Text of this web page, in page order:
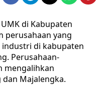
di Kabupaten
perusahaan yang
di kabupaten
Perusahaan-
mengalihkan
dan Majalengka.